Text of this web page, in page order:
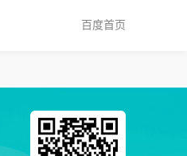
百度首页